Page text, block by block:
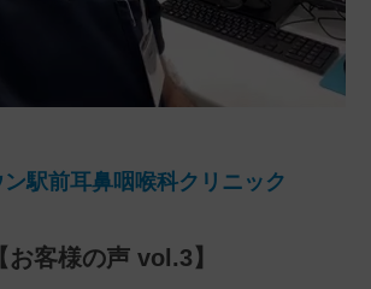
駅前耳鼻咽喉科クリニック
【お客様の声 vol.3】